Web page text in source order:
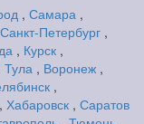
, Самара ,
Санкт-Петербург ,
, Курск ,
Тула , Воронеж ,
,
, Хабаровск , Саратов